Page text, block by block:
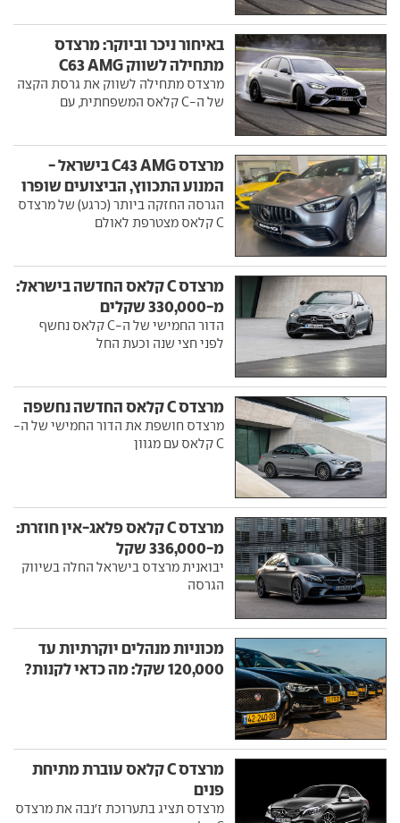
באיחור ניכר וביוקר: מרצדס
מתחילה לשווק C63 AMG
מרצדס מתחילה לשווק את גרסת הקצה
של ה-C קלאס המשפחתית, עם
מרצדס C43 AMG בישראל -
המנוע התכווץ, הביצועים שופרו
הגרסה החזקה ביותר (כרגע) של מרצדס
C קלאס מצטרפת לאולם
מרצדס C קלאס החדשה בישראל:
מ-330,000 שקלים
הדור החמישי של ה-C קלאס נחשף
לפני חצי שנה וכעת החל
מרצדס C קלאס החדשה נחשפה
מרצדס חושפת את הדור החמישי של ה-
C קלאס עם מגוון
מרצדס C קלאס פלאג-אין חוזרת:
מ-336,000 שקל
יבואנית מרצדס בישראל החלה בשיווק
הגרסה
מכוניות מנהלים יוקרתיות עד
120,000 שקל: מה כדאי לקנות?
מרצדס C קלאס עוברת מתיחת
פנים
מרצדס תציג בתערוכת ז'נבה את מרצדס